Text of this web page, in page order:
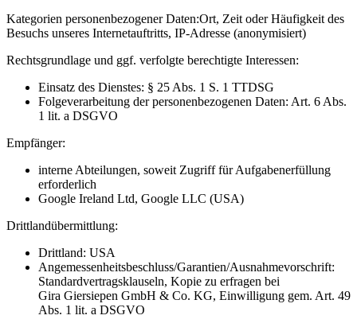
Kategorien personenbezogener Daten:Ort, Zeit oder Häufigkeit des
Besuchs unseres Internetauftritts, IP-Adresse (anonymisiert)
Rechtsgrundlage und ggf. verfolgte berechtigte Interessen:
Einsatz des Dienstes: § 25 Abs. 1 S. 1 TTDSG
Folgeverarbeitung der personenbezogenen Daten: Art. 6 Abs.
1 lit. a DSGVO
Empfänger:
interne Abteilungen, soweit Zugriff für Aufgabenerfüllung
erforderlich
Google Ireland Ltd, Google LLC (USA)
Drittlandübermittlung:
Drittland: USA
Angemessenheitsbeschluss/Garantien/Ausnahmevorschrift:
Standardvertragsklauseln, Kopie zu erfragen bei
Gira Giersiepen GmbH & Co. KG, Einwilligung gem. Art. 49
Abs. 1 lit. a DSGVO